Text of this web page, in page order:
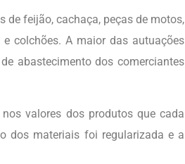
de feijão, cachaça, peças de motos,
colchões. A maior das autuações
abastecimento dos comerciantes
valores dos produtos que cada
dos materiais foi regularizada e a